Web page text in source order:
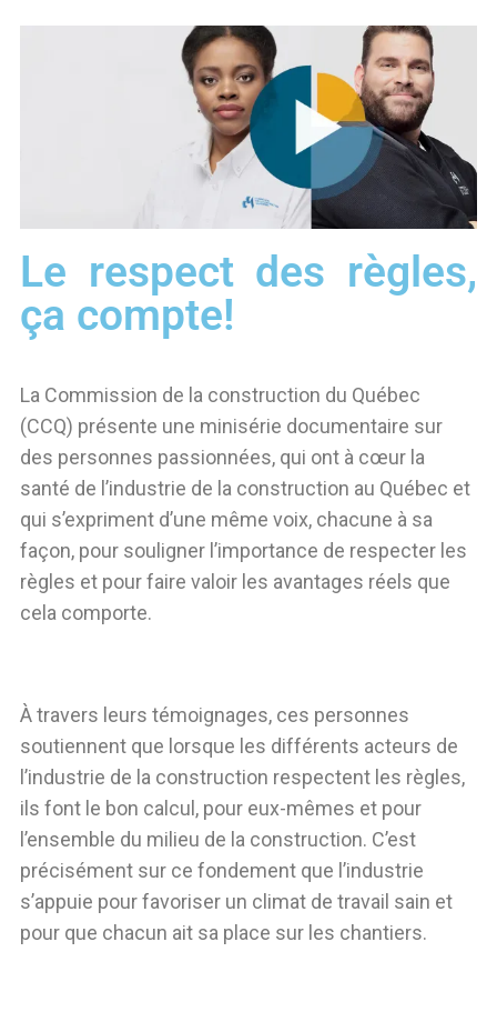
Le respect des règles,
ça compte!
La Commission de la construction du Québec
(CCQ) présente une minisérie documentaire sur
des personnes passionnées, qui ont à cœur la
santé de l’industrie de la construction au Québec et
qui s’expriment d’une même voix, chacune à sa
façon, pour souligner l’importance de respecter les
règles et pour faire valoir les avantages réels que
cela comporte.
À travers leurs témoignages, ces personnes
soutiennent que lorsque les différents acteurs de
l’industrie de la construction respectent les règles,
ils font le bon calcul, pour eux-mêmes et pour
l’ensemble du milieu de la construction. C’est
précisément sur ce fondement que l’industrie
s’appuie pour favoriser un climat de travail sain et
pour que chacun ait sa place sur les chantiers.